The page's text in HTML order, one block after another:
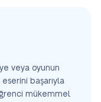
veya oyunun
başarıyla
mükemmel